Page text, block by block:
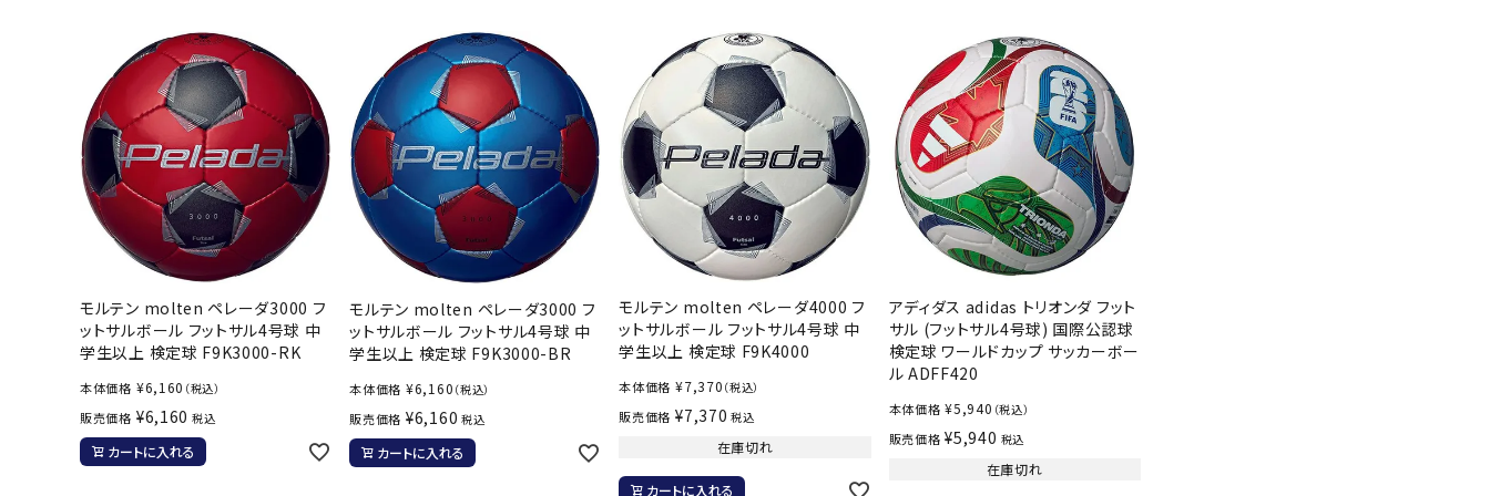
陸上競技用ソックス
その他アクセサリー
フットボールサンダル
サッカーウェア
ジュニアサッカーウェア
レプリカ商品
ジュニアレプリカ商品
サッカーボール
フットサルボール
サッカーバッグ
軟式バット
少年軟式バット
ソフトボール用バット
野球スパイク・シューズ
少年野球スパイク・シューズ
野球ウェア
ジュニア野球ウェア
ユニフォーム・練習着
インナーグローブ（守備用手袋）
その他手袋
メンテナンス用品
ソックス・ストッキング
シューズ
メンズランニング
ウイメンズランニング
ジュニアランニング
サッカースパイク
ジュニアサッカースパイク
サッカー・フットサルトレーニン
グシューズ
ジュニアサッカー・フットサルト
レーニングシューズ
野球スパイク・シューズ
少年野球スパイク・シューズ
バスケットボールシューズ
バッグ
バックパック
トートバッグ
ショルダーバッグ
ボディー・ウエストバッグ
ダッフル・ボストンバッグ
テニスバッグ
その他バッグ
ソックス
ランニング・陸上ソックス
テニス・バドミントンソックス
野球ソックス
バスケットソックス
バレーボールソックス
トレッキングソックス
ラグビーソックス
トレーニング・ジム・カジュアル
Babolat
CEP Chacott Champion Columbia
DESCENTE FINTA Foxfire G-FIT
HEAD
HELLY
HANSEN
HOKA
ブランドから選ぶ
SALE品はこちら
INFORMATIOM
ご利用ガイド
メルマガ登録
特定商取引法
プライバシーポリシー
モルテン molten ペレーダ3000 フ
ットサルボール フットサル4号球 中
学生以上 検定球 F9K3000-RK
本体価格 ¥6,160 （税込）
販売価格 ¥6,160 税込
カートに入れる
モルテン molten ペレーダ3000 フ
ットサルボール フットサル4号球 中
学生以上 検定球 F9K3000-BR
本体価格 ¥6,160 （税込）
販売価格 ¥6,160 税込
カートに入れる
モルテン molten ペレーダ4000 フ
ットサルボール フットサル4号球 中
学生以上 検定球 F9K4000
本体価格 ¥7,370 （税込）
販売価格 ¥7,370 税込
在庫切れ
カートに入れる
アディダス adidas トリオンダ フット
サル (フットサル4号球) 国際公認球
検定球 ワールドカップ サッカーボー
ル ADFF420
本体価格 ¥5,940 （税込）
販売価格 ¥5,940 税込
在庫切れ